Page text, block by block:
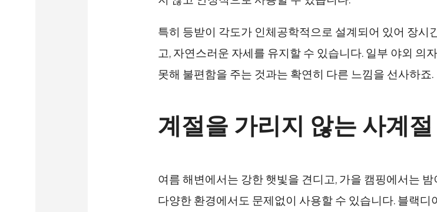
특히 등받이 각도가 인체공학적으로 설계되어 있어 장시
고, 자연스러운 자세를 유지할 수 있습니다. 일부 야외 의
못해 불편함을 주는 것과는 확연히 다른 느낌을 선사하죠.
계절을 가리지 않는 사계
여름 해변에서는 강한 햇빛을 견디고, 가을 캠핑에서는
다양한 환경에서도 문제없이 사용할 수 있습니다. 블랙